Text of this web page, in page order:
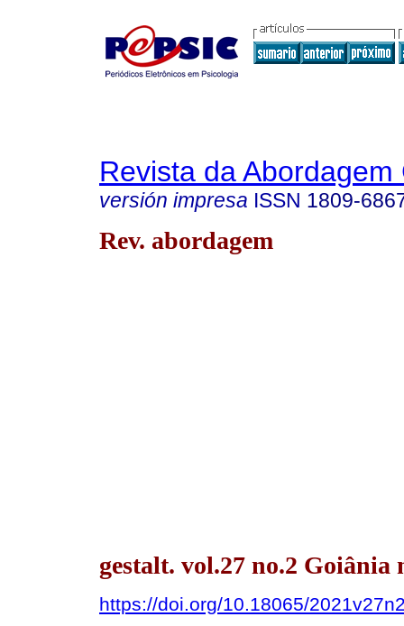
Revista da Abordagem
versión impresa ISSN 1809-
Rev. abordagem
gestalt. vol.27 no.2 Goiânia
https://doi.org/10.18065/